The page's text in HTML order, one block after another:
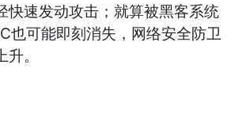
快速发动攻击；就算被黑客系统
也可能即刻消失，网络安全防卫
。